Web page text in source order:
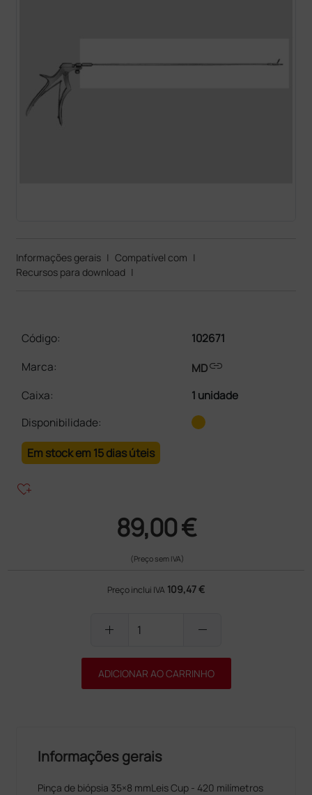
Informações gerais | Compatível com |
Recursos para download |
Código:
102671
Marca:
MDlink
Caixa:
1 unidade
Disponibilidade:
Em stock em 15 dias úteis
heart_plus
89,00 €
(Preço sem IVA)
Preço inclui IVA 109,47 €
add remove
ADICIONAR AO CARRINHO
Informações gerais
Pinça de biópsia 35×8 mmLeis Cup - 420 milímetros